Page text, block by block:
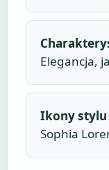
Elegancja,
Ikony stylu
Sophia